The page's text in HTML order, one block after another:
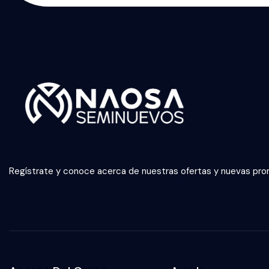
Regístrate y conoce acerca de nuestras ofertas y nuevas